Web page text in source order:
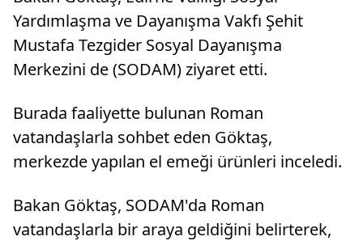
Yardımlaşma ve Dayanışma Vakfı Şehit
Mustafa Tezgider Sosyal Dayanışma
Merkezini de (SODAM) ziyaret etti.
Burada faaliyette bulunan Roman
vatandaşlarla sohbet eden Göktaş,
merkezde yapılan el emeği ürünleri inceledi.
Bakan Göktaş, SODAM'da Roman
vatandaşlarla bir araya geldiğini belirterek,